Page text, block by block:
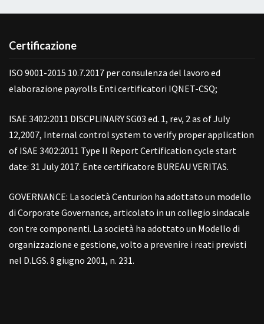
Certificazione
ISO 9001-2015 10.7.2017 per consulenza del lavoro ed
elaborazione payrolls Enti certificatori IQNET-CSQ;
ISAE 3402:2011 DISCPLINARY SG03 ed. 1, rev, 2 as of July
12,2007, Internal control system to verify proper application
of ISAE 3402:2011 Type II Report Certification cycle start
date: 31 July 2017. Ente certificatore BUREAU VERITAS.
GOVERNANCE: La società Centurion ha adottato un modello
di Corporate Governance, articolato in un collegio sindacale
con tre componenti. La società ha adottato un Modello di
organizzazione e gestione, volto a prevenire i reati previsti
nel D.LGS. 8 giugno 2001, n. 231.